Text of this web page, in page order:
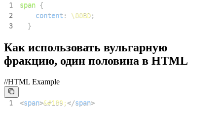
1 span {
2
content : \00BD;
3
}
Как использовать вульгарную
фракцию, один половина в HTML
//HTML Example
1 <span>&#189;</span>